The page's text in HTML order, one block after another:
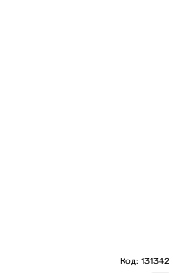
Код: 131342